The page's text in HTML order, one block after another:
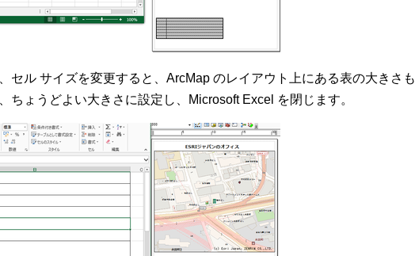
セル サイズを変更すると、ArcMap のレイアウト上にある表の大きさも
ちょうどよい大きさに設定し、Microsoft Excel を閉じます。